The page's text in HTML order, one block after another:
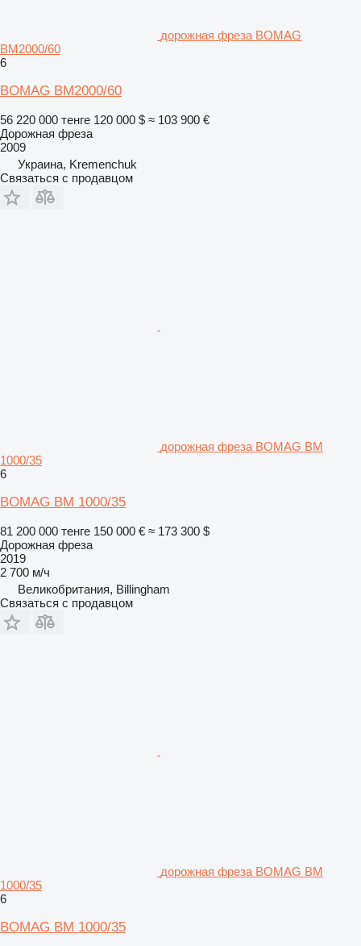
дорожная фреза BOMAG
BM2000/60
6
BOMAG BM2000/60
56 220 000 тенге 120 000 $ ≈ 103 900 €
Дорожная фреза
2009
Украина, Kremenchuk
Связаться с продавцом
дорожная фреза BOMAG BM
1000/35
6
BOMAG BM 1000/35
81 200 000 тенге 150 000 € ≈ 173 300 $
Дорожная фреза
2019
2 700 м/ч
Великобритания, Billingham
Связаться с продавцом
дорожная фреза BOMAG BM
1000/35
6
BOMAG BM 1000/35